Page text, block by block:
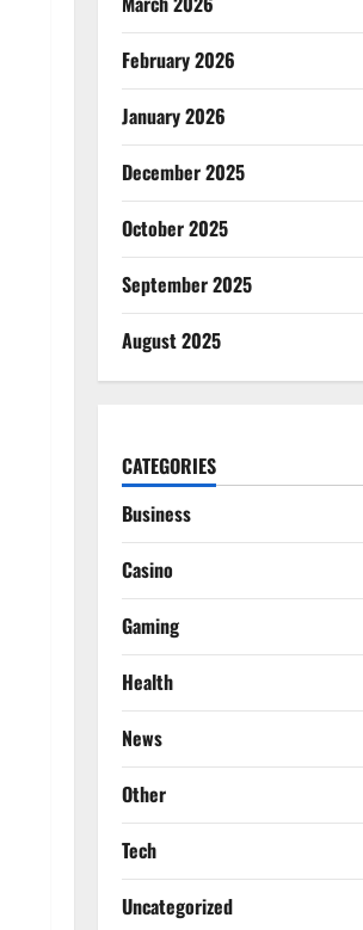
February 2026
January 2026
December 2025
October 2025
September 2025
August 2025
CATEGORIES
Business
Casino
Gaming
Health
News
Other
Tech
Uncategorized